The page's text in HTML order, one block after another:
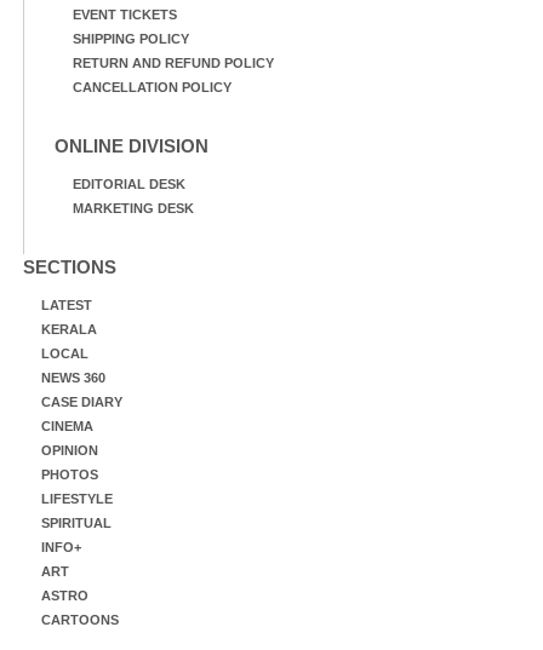
EVENT TICKETS
SHIPPING POLICY
RETURN AND REFUND POLICY
CANCELLATION POLICY
ONLINE DIVISION
EDITORIAL DESK
MARKETING DESK
SECTIONS
LATEST
KERALA
LOCAL
NEWS 360
CASE DIARY
CINEMA
OPINION
PHOTOS
LIFESTYLE
SPIRITUAL
INFO+
ART
ASTRO
CARTOONS